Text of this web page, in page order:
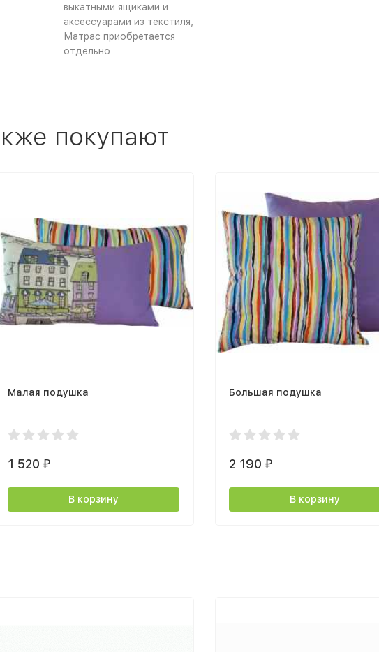
выкатными ящиками и
аксессуарами из текстиля,
Матрас приобретается
отдельно
покупают
Малая подушка
1 520₽
В корзину
Большая подушка
2 190 ₽
В корзину